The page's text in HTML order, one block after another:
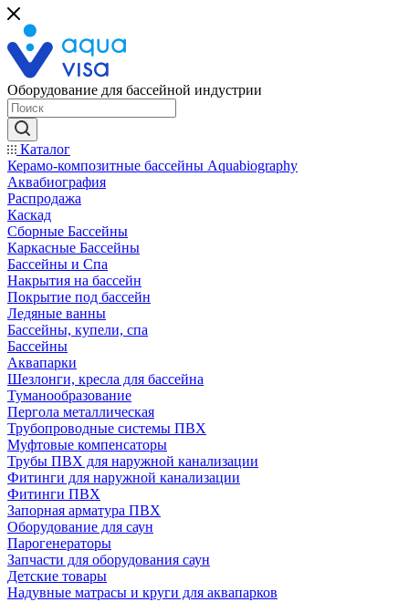
Оборудование для бассейной индустрии
Каталог
Керамо-композитные бассейны Aquabiography
Аквабиография
Распродажа
Каскад
Сборные Бассейны
Каркасные Бассейны
Бассейны и Спа
Накрытия на бассейн
Покрытие под бассейн
Ледяные ванны
Бассейны, купели, спа
Бассейны
Аквапарки
Шезлонги, кресла для бассейна
Туманообразование
Пергола металлическая
Трубопроводные системы ПВХ
Муфтовые компенсаторы
Трубы ПВХ для наружной канализации
Фитинги для наружной канализации
Фитинги ПВХ
Запорная арматура ПВХ
Оборудование для саун
Парогенераторы
Запчасти для оборудования саун
Детские товары
Надувные матрасы и круги для аквапарков